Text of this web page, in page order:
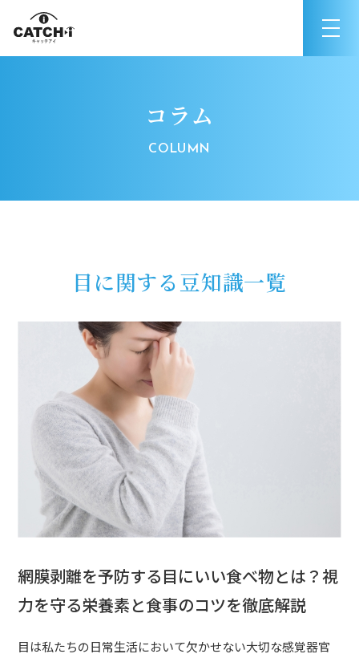
コラム
目に関する豆知識一覧
網膜剥離を予防する目にいい食べ物とは？視
力を守る栄養素と食事のコツを徹底解説
目は私たちの日常生活において欠かせない大切な感覚器官